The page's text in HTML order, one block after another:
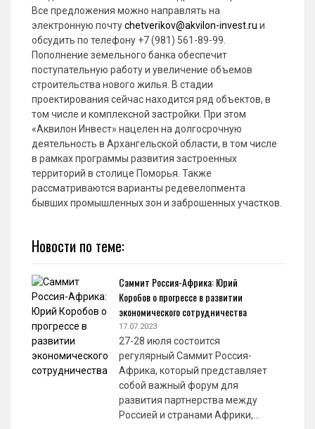
Все предложения можно направлять на
электронную почтуchetverikov@akvilon-invest.ru и
обсудить по телефону +7 (981) 561-89-99.
Пополнение земельного банка обеспечит
поступательную работу и увеличение объемов
строительства нового жилья. В стадии
проектирования сейчас находится ряд объектов, в
том числе и комплексной застройки. При этом
«Аквилон Инвест» нацелен на долгосрочную
деятельность в Архангельской области, в том числе
в рамках программы развития застроенных
территорий в столице Поморья. Также
рассматриваются варианты редевелопмента
бывших промышленных зон и заброшенных участков.
Новости по теме:
Саммит Россия-Африка: Юрий
Коробов о прогрессе в развитии
экономического сотрудничества
17.07.2023
27-28 июля состоится
регулярный Саммит Россия-
Африка, который представляет
собой важный форум для
развития партнерства между
Россией и странами Африки,…